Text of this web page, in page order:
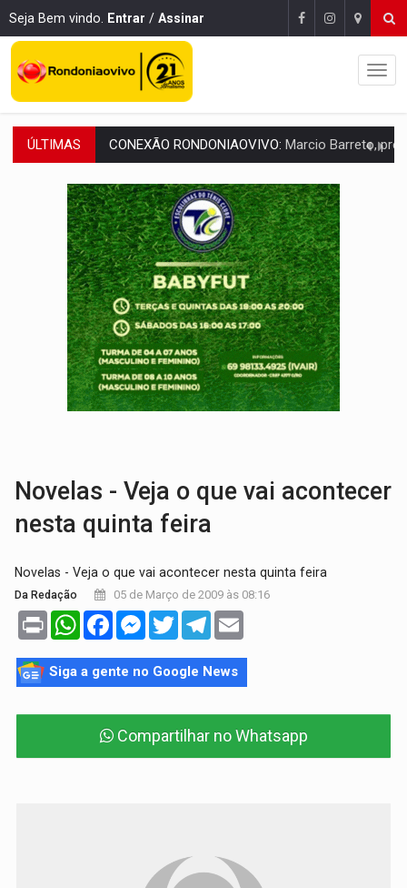
Seja Bem vindo. Entrar / Assinar
ÚLTIMAS DA RECICLAGEM AO SUCESSO:A trajetória de superação de
'RIO OMERÊ':MPF pede condenação do Banco do Brasil por financiar
INFRAESTRUTURA:Vilhena realiza audiência pública sobre
SEM SISTEMA:Falha afeta atendimentos na Policlínica
'OS OLHOS DO BRASIL':Emanuel Neri transforma indignação e esperança em
SOB INVESTIGAÇÃO:Dentista de PVH é denunciado por transmitir HIV
ESQUEMA DE FRAUDES:Polícia Civil deflagra a terceira fase da
ASSESSOR FLAGRADO:Empresa e ONG que recebeu R$ 12 mi em emendas
Novelas - Veja o que vai acontecer
nesta quinta feira
Novelas - Veja o que vai acontecer nesta quinta feira
Da Redação 05 de Março de 2009 às 08:16
Print WhatsAppFacebookMessenger
TwitterTelegram
Siga a gente no Google News
Compartilhar no Whatsapp